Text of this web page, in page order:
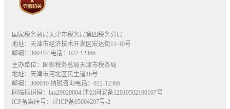
国家税务总局天津市税务局第四税务分局
地址：天津市经济技术开发区宏达街11-10号
邮编：300457 电话：022-12366
主办单位：国家税务总局天津市税务局
地址：天津市河北区民主道16号
邮编：300010 纳税咨询电话：022-12366
网站标识码：bm29020004 津公网安备12010502100107号
ICP备案序号：津ICP备05004207号-2